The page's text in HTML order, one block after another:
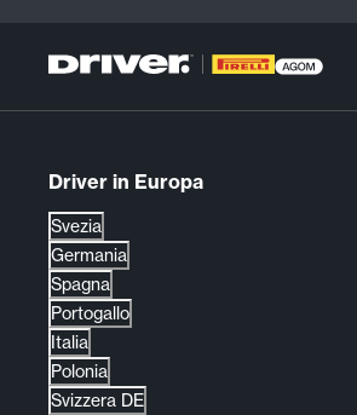
Driver in Europa
Svezia
Germania
Spagna
Portogallo
Italia
Polonia
Svizzera DE